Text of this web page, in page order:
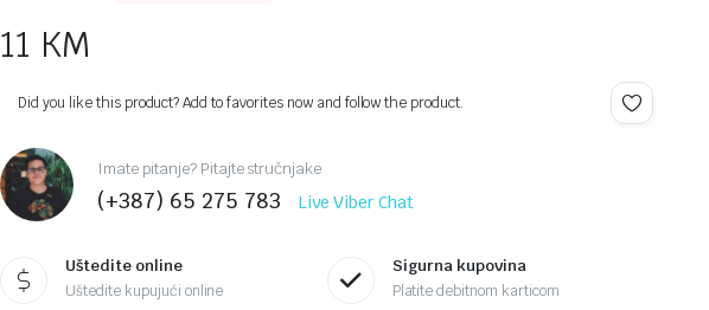
11 KM
Did you like this product? Add to favorites now and follow the product.
Imate pitanje? Pitajte stručnjake
(+387) 65 275 783 Live Viber Chat
Uštedite online
Uštedite kupujući online
Sigurna kupovina
Platite debitnom karticom